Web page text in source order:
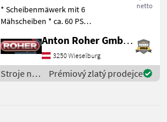
netto
* Scheibenmäwerk mit 6
Mähscheiben * ca. 60 PS
Federnentlastung * 6 Stück
Zusatzkufen *
Standardgelenkwelle *
Arbeitsbreite 310cm *
Anton Roher GmbH (ACA Center Roher)
3250 Wieselburg
Stroje na
zber
Prémiový zlatý prodejce